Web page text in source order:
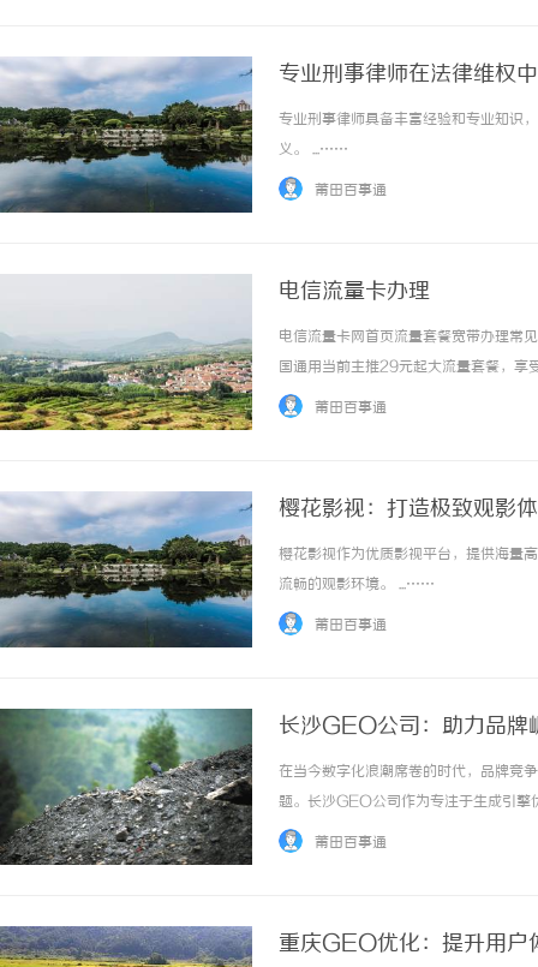
专业刑事律师在法律维权
专业刑事律师具备丰富经验和专业知识
义。 ...……
莆田百事通
电信流量卡办理
电信流量卡网首页流量套餐宽带办理
国通用当前主推29元起大流量套餐，
量"为虚假信息，请认准正规渠道热销
莆田百事通
樱花影视：打造极致观影
樱花影视作为优质影视平台，提供海量
流畅的观影环境。 ...……
莆田百事通
长沙GEO公司：助力品牌
在当今数字化浪潮席卷的时代，品牌竞
题。长沙GEO公司作为专注于生成引擎
大助力，成为众多企业信赖的合作伙伴
莆田百事通
重庆GEO优化：提升用户